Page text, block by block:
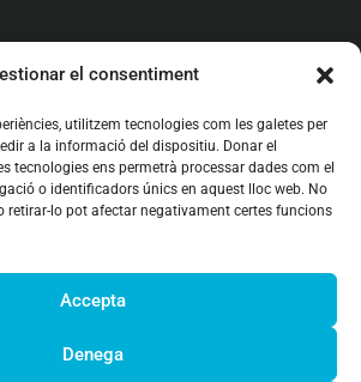
el consentiment
utilitzem tecnologies com les galetes per
a la informació del dispositiu. Donar el
tecnologies ens permetrà processar dades com el
o identificadors únics en aquest lloc web. No
retirar-lo pot afectar negativament certes funcions
Accepta
Denega
bajos
(BCN)